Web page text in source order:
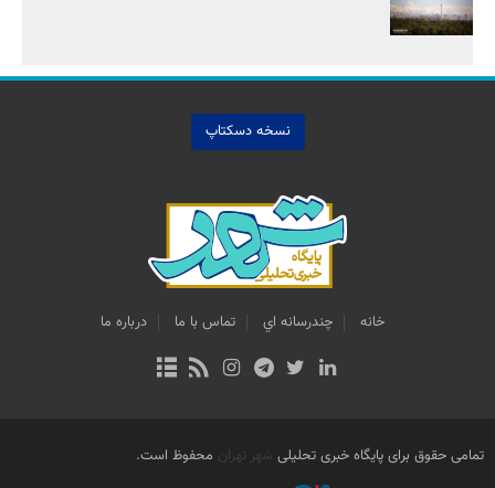
نسخه دسکتاپ
خانه چندرسانه اي تماس با ما درباره ما
تمامی حقوق برای پایگاه خبری تحلیلی شهر تهران محفوظ است.